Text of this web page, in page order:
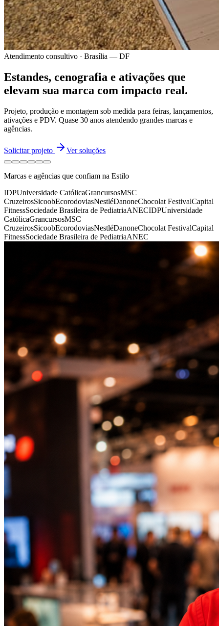
Atendimento consultivo · Brasília — DF
Estandes, cenografia e ativações que
elevam sua marca com impacto real.
Projeto, produção e montagem sob medida para feiras, lançamentos,
ativações e PDV. Quase 30 anos atendendo grandes marcas e
agências.
Solicitar projeto Ver soluções
Marcas e agências que confiam na Estilo
IDPUniversidade CatólicaGrancursosMSC
CruzeirosSicoobEcorodoviasNestléDanoneChocolat FestivalCapital
FitnessSociedade Brasileira de PediatriaANECIDPUniversidade
CatólicaGrancursosMSC
CruzeirosSicoobEcorodoviasNestléDanoneChocolat FestivalCapital
FitnessSociedade Brasileira de PediatriaANEC